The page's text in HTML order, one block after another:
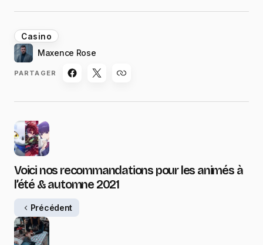
Casino
Maxence Rose
PARTAGER
Voici nos recommandations pour les animés à
l’été & automne 2021
Précédent